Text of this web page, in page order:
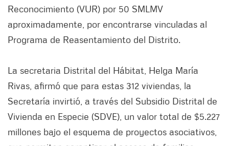
Reconocimiento (VUR) por 50 SMLMV
aproximadamente, por encontrarse vinculadas al
Programa de Reasentamiento del Distrito.
La secretaria Distrital del Hábitat, Helga María
Rivas, afirmó que para estas 312 viviendas, la
Secretaría invirtió, a través del Subsidio Distrital de
Vivienda en Especie (SDVE), un valor total de $5.227
millones bajo el esquema de proyectos asociativos,